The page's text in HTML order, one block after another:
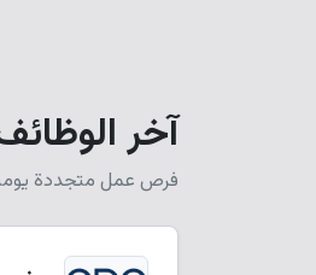
آخر
فرص عمل متجددة